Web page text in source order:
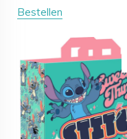
Bestellen